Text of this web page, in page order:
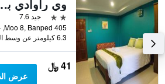
وي
2 نجمتين
جيد 7.6
6.3 كيلومتر عن وسط المدينة
41 ﷼
عرض